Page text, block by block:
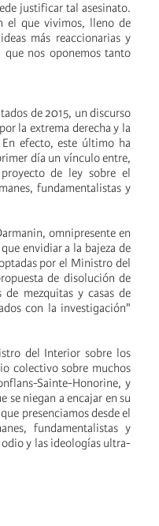
justificar tal asesinato.
el que vivimos, lleno de
más reaccionarias y
nos oponemos tanto
de 2015, un discurso
la extrema derecha y la
efecto, este último ha
día un vínculo entre,
de ley sobre el
fundamentalistas y
omnipresente en
envidiar a la bajeza de
por el Ministro del
de disolución de
mezquitas y casas de
con la investigación"
del Interior sobre los
colectivo sobre muchos
Sainte-Honorine, y
se niegan a encajar en su
presenciamos desde el
fundamentalistas y
y las ideologías ultra-